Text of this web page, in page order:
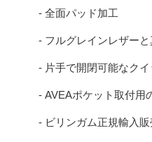
- 全面パッド加工
- フルグレインレザー
- 片手で開閉可能なク
- AVEAポケット取付用
- ビリンガム正規輸入